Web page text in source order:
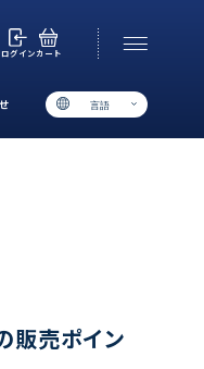
ログインカート
言語
販売ポイン